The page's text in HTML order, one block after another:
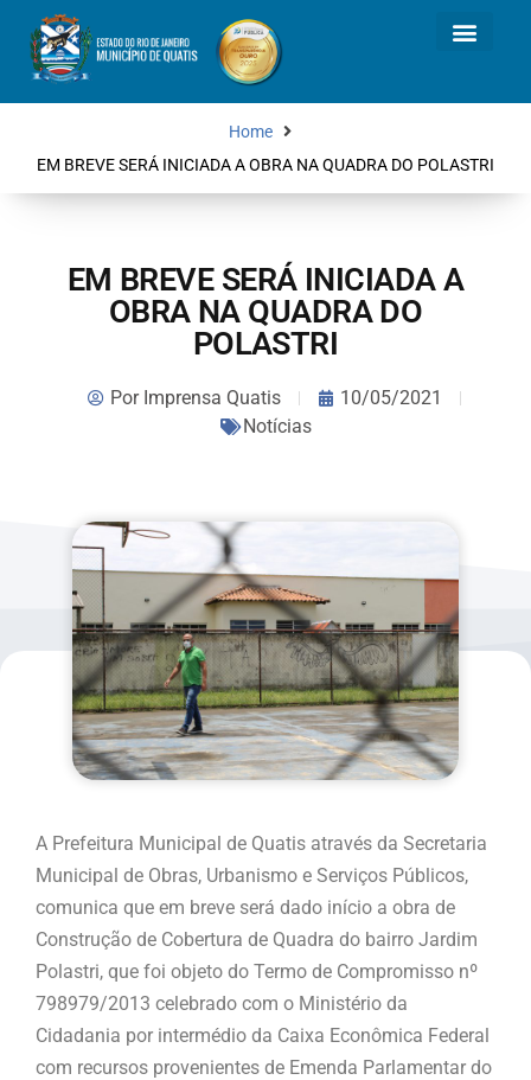
Home
EM BREVE SERÁ INICIADA A OBRA NA QUADRA DO POLASTRI
EM BREVE SERÁ INICIADA A
OBRA NA QUADRA DO
POLASTRI
PorImprensa Quatis
10/05/2021
Notícias
A Prefeitura Municipal de Quatis através da Secretaria
Municipal de Obras, Urbanismo e Serviços Públicos,
comunica que em breve será dado início a obra de
Construção de Cobertura de Quadra do bairro Jardim
Polastri, que foi objeto do Termo de Compromisso nº
798979/2013 celebrado com o Ministério da
Cidadania por intermédio da Caixa Econômica Federal
com recursos provenientes de Emenda Parlamentar do